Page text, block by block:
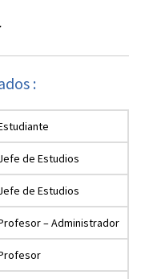
:
de Estudios
de Estudios
– Administrador